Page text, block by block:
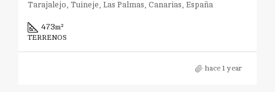
Tarajalejo, Tuineje, Las Palmas, Canarias, España
473m²
TERRENOS
hace 1 year